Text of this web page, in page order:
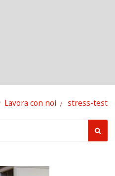
Lavora con noi stress-test